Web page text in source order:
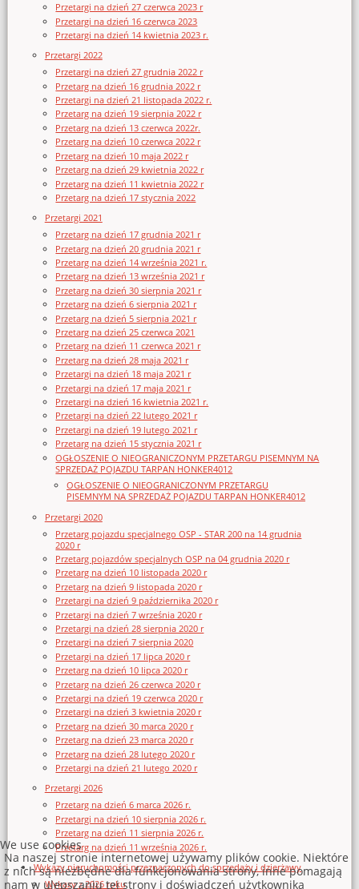
Przetargi na dzień 27 czerwca 2023 r
Przetargi na dzień 16 czerwca 2023
Przetargi na dzień 14 kwietnia 2023 r.
Przetargi 2022
Przetargi na dzień 27 grudnia 2022 r
Przetarg na dzień 16 grudnia 2022 r
Przetargi na dzień 21 listopada 2022 r.
Przetarg na dzień 19 sierpnia 2022 r
Przetarg na dzień 13 czerwca 2022r.
Przetarg na dzień 10 czerwca 2022 r
Przetarg na dzień 10 maja 2022 r
Przetarg na dzień 29 kwietnia 2022 r
Przetarg na dzień 11 kwietnia 2022 r
Przetarg na dzień 17 stycznia 2022
Przetargi 2021
Przetarg na dzień 17 grudnia 2021 r
Przetarg na dzień 20 grudnia 2021 r
Przetarg na dzień 14 września 2021 r.
Przetarg na dzień 13 września 2021 r
Przetarg na dzień 30 sierpnia 2021 r
Przetarg na dzień 6 sierpnia 2021 r
Przetarg na dzień 5 sierpnia 2021 r
Przetarg na dzień 25 czerwca 2021
Przetarg na dzień 11 czerwca 2021 r
Przetarg na dzień 28 maja 2021 r
Przetargi na dzień 18 maja 2021 r
Przetargi na dzień 17 maja 2021 r
Przetargi na dzień 16 kwietnia 2021 r.
Przetargi na dzień 22 lutego 2021 r
Przetargi na dzień 19 lutego 2021 r
Przetarg na dzień 15 stycznia 2021 r
OGŁOSZENIE O NIEOGRANICZONYM PRZETARGU PISEMNYM NA
SPRZEDAŻ POJAZDU TARPAN HONKER4012
OGŁOSZENIE O NIEOGRANICZONYM PRZETARGU
PISEMNYM NA SPRZEDAŻ POJAZDU TARPAN HONKER4012
Przetargi 2020
Przetarg pojazdu specjalnego OSP - STAR 200 na 14 grudnia
2020 r
Przetarg pojazdów specjalnych OSP na 04 grudnia 2020 r
Przetarg na dzień 10 listopada 2020 r
Przetarg na dzień 9 listopada 2020 r
Przetargi na dzień 9 października 2020 r
Przetargi na dzień 7 września 2020 r
Przetargi na dzień 28 sierpnia 2020 r
Przetargi na dzień 7 sierpnia 2020
Przetargi na dzień 17 lipca 2020 r
Przetarg na dzień 10 lipca 2020 r
Przetarg na dzień 26 czerwca 2020 r
Przetargi na dzień 19 czerwca 2020 r
Przetargi na dzień 3 kwietnia 2020 r
Przetarg na dzień 30 marca 2020 r
Przetarg na dzień 23 marca 2020 r
Przetarg na dzień 28 lutego 2020 r
Przetargi na dzień 21 lutego 2020 r
Przetargi 2026
Przetarg na dzień 6 marca 2026 r.
Przetargi na dzień 10 sierpnia 2026 r.
Przetarg na dzień 11 sierpnia 2026 r.
Przetarg na dzień 11 września 2026 r.
Wykazy nieruchomości przeznaczonych do sprzedaży i dzierżawy
Wykazy z 2026 roku
We use cookies
Na naszej stronie internetowej używamy plików cookie. Niektóre
z nich są niezbędne dla funkcjonowania strony, inne pomagają
nam w ulepszaniu tej strony i doświadczeń użytkownika